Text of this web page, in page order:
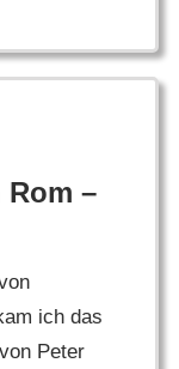
Rom –
ich das
Peter